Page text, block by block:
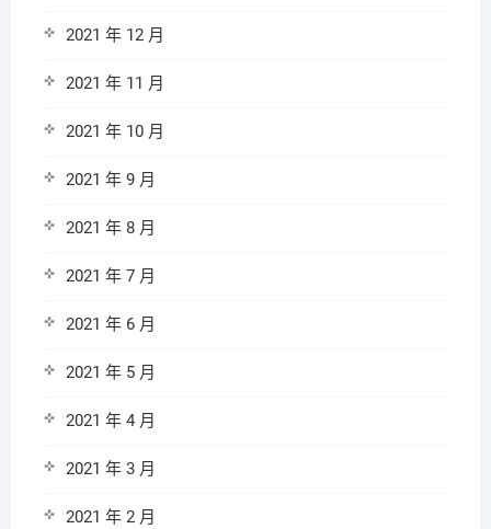
2021 年 12 月
2021 年 11 月
2021 年 10 月
2021 年 9 月
2021 年 8 月
2021 年 7 月
2021 年 6 月
2021 年 5 月
2021 年 4 月
2021 年 3 月
2021 年 2 月